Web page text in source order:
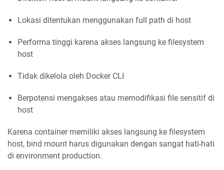
Lokasi ditentukan menggunakan full path di host
Performa tinggi karena akses langsung ke filesystem
host
Tidak dikelola oleh Docker CLI
Berpotensi mengakses atau memodifikasi file sensitif di
host
Karena container memiliki akses langsung ke filesystem
host, bind mount harus digunakan dengan sangat hati-hati
di environment production.